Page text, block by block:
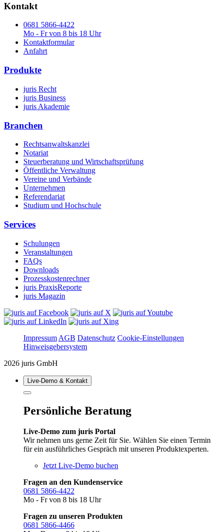
Kontakt
0681 5866-4422
Mo - Fr von 8 bis 18 Uhr
Kontaktformular
Anfahrt
Produkte
juris Recht
juris Business
juris Akademie
Branchen
Rechtsanwaltskanzlei
Notariat
Steuerberatung und Wirtschaftsprüfung
Öffentliche Verwaltung
Vereine und Verbände
Unternehmen
Referendariat
Studium und Hochschule
Services
Schulungen
Veranstaltungen
FAQs
Downloads
Prozesskostenrechner
juris PraxisReporte
juris Magazin
Impressum AGB Datenschutz Cookie-Einstellungen
Hinweisgebersystem
2026 juris GmbH
Live‑Demo & Kontakt
Persönliche Beratung
Live-Demo zum juris Portal
Wir nehmen uns gerne Zeit für Sie. Wählen Sie einen Termin
für ein ausführliches Gespräch mit unseren Produktexperten.
Jetzt Live-Demo buchen
Fragen an den Kundenservice
0681 5866-4422
Mo - Fr von 8 bis 18 Uhr
Fragen zu unseren Produkten
0681 5866-4466